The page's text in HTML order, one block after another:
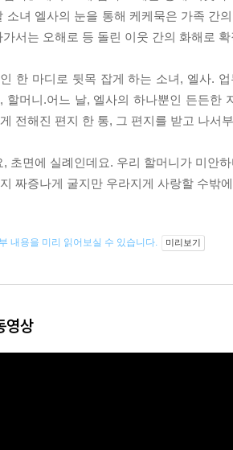
소녀 엘사의 눈을 통해 케케묵은 가족 간
가서는 오해로 등 돌린 이웃 간의 화해로
한 마디로 뒷목 잡게 하는 소녀, 엘사.
할머니.어느 날, 엘사의 하나뿐인 든든한
전해진 편지 한 통, 그 편지를 받고 나서
, 초면에 실례인데요. 우리 할머니가 미안
짜증나게 굴지만 우라지게 사랑할 수밖
내용을 미리 읽어보실 수 있습니다. 미리보기
영상